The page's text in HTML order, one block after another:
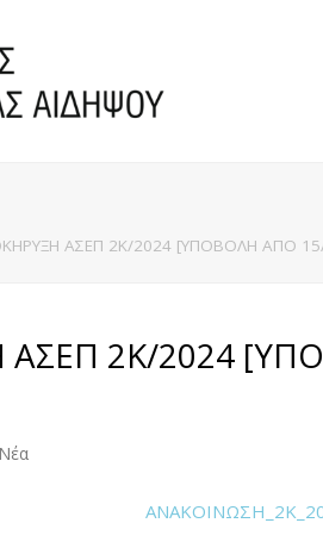
ΑΣΕΠ 2Κ/2024 [ΥΠΟΒΟΛΗ ΑΠΟ
2Κ/2024
Νέα